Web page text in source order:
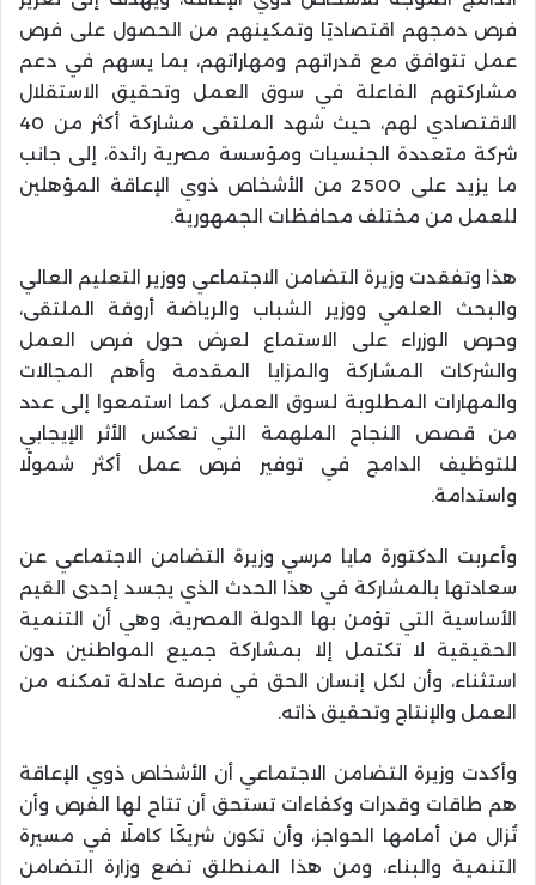
فرص دمجهم اقتصاديًا وتمكينهم من الحصول على فرص
عمل تتوافق مع قدراتهم ومهاراتهم، بما يسهم في دعم
مشاركتهم الفاعلة في سوق العمل وتحقيق الاستقلال
الاقتصادي لهم، حيث شهد الملتقى مشاركة أكثر من 40
شركة متعددة الجنسيات ومؤسسة مصرية رائدة، إلى جانب
ما يزيد على 2500 من الأشخاص ذوي الإعاقة المؤهلين
للعمل من مختلف محافظات الجمهورية.
هذا وتفقدت وزيرة التضامن الاجتماعي ووزير التعليم العالي
والبحث العلمي ووزير الشباب والرياضة أروقة الملتقى،
وحرص الوزراء على الاستماع لعرض حول فرص العمل
والشركات المشاركة والمزايا المقدمة وأهم المجالات
والمهارات المطلوبة لسوق العمل، كما استمعوا إلى عدد
من قصص النجاح الملهمة التي تعكس الأثر الإيجابي
للتوظيف الدامج في توفير فرص عمل أكثر شمولًا
واستدامة.
وأعربت الدكتورة مايا مرسي وزيرة التضامن الاجتماعي عن
سعادتها بالمشاركة في هذا الحدث الذي يجسد إحدى القيم
الأساسية التي تؤمن بها الدولة المصرية، وهي أن التنمية
الحقيقية لا تكتمل إلا بمشاركة جميع المواطنين دون
استثناء، وأن لكل إنسان الحق في فرصة عادلة تمكنه من
العمل والإنتاج وتحقيق ذاته.
وأكدت وزيرة التضامن الاجتماعي أن الأشخاص ذوي الإعاقة
هم طاقات وقدرات وكفاءات تستحق أن تتاح لها الفرص وأن
تُزال من أمامها الحواجز، وأن تكون شريكًا كاملًا في مسيرة
التنمية والبناء، ومن هذا المنطلق تضع وزارة التضامن